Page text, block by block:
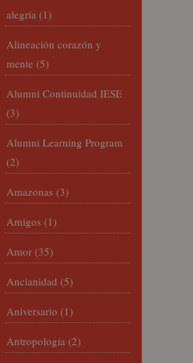
alegría (1)
Alineación corazón y
mente (5)
Alumni Continuidad IESE
(3)
Alumni Learning Program
(2)
Amazonas (3)
Amigos (1)
Amor (35)
Ancianidad (5)
Aniversario (1)
Antropología (2)